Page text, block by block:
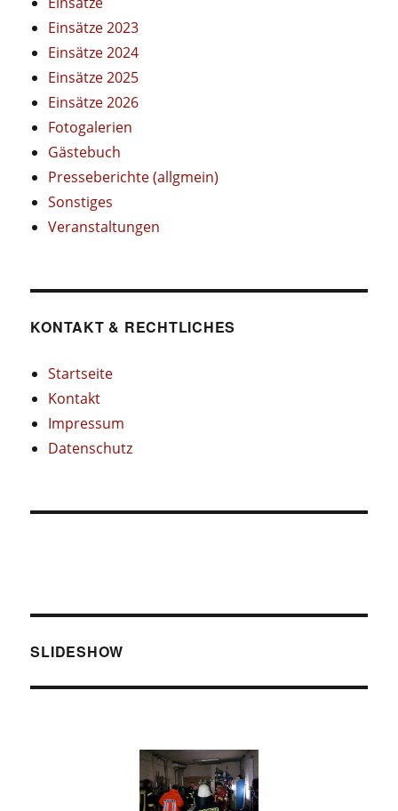
Einsätze 2023
Einsätze 2024
Einsätze 2025
Einsätze 2026
Fotogalerien
Gästebuch
Presseberichte (allgmein)
Sonstiges
Veranstaltungen
KONTAKT & RECHTLICHES
Startseite
Kontakt
Impressum
Datenschutz
SLIDESHOW